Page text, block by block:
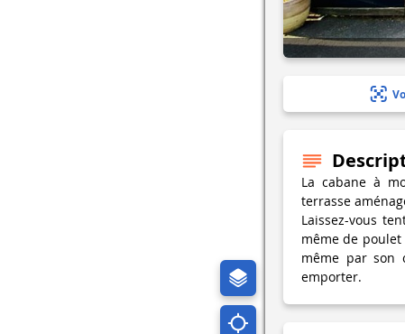
La cabane à
terrasse
Laissez-vous
même de
même par son
emporter.